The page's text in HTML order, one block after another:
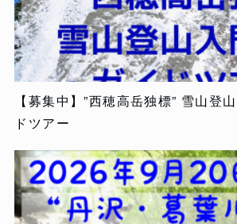
【募集中】”西穂高岳独標” 雪山登
ドツアー